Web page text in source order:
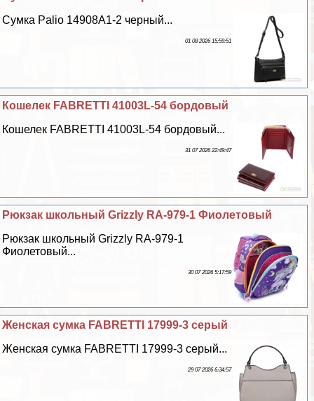
Сумка Palio 14908A1-2 черный...
01 08 2026 15:59:51
Кошелек FABRETTI 41003L-54 бордовый
Кошелек FABRETTI 41003L-54 бордовый...
31 07 2026 22:49:47
Рюкзак школьный Grizzly RA-979-1 Фиолетовый
Рюкзак школьный Grizzly RA-979-1
Фиолетовый...
30 07 2026 5:17:59
Женская сумка FABRETTI 17999-3 серый
Женская сумка FABRETTI 17999-3 серый...
29 07 2026 6:34:57